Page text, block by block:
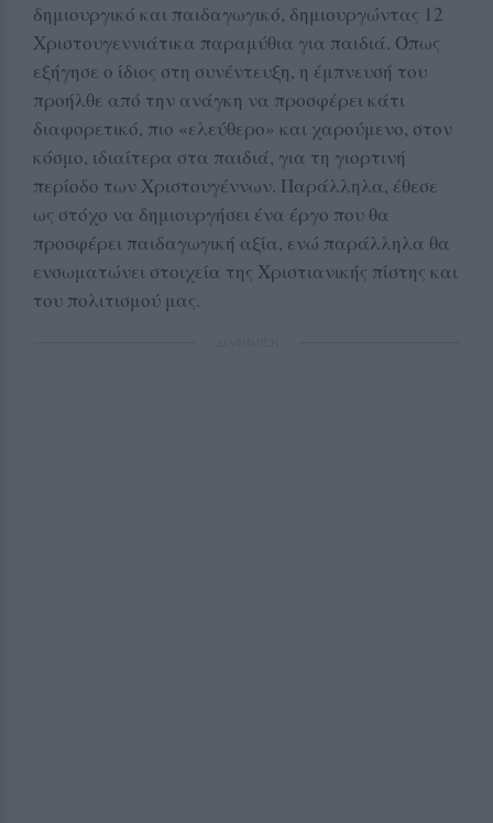
δημιουργικό και παιδαγωγικό, δημιουργώντας 12
Χριστουγεννιάτικα παραμύθια για παιδιά. Όπως
εξήγησε ο ίδιος στη συνέντευξη, η έμπνευσή του
προήλθε από την ανάγκη να προσφέρει κάτι
διαφορετικό, πιο «ελεύθερο» και χαρούμενο, στον
κόσμο, ιδιαίτερα στα παιδιά, για τη γιορτινή
περίοδο των Χριστουγέννων. Παράλληλα, έθεσε
ως στόχο να δημιουργήσει ένα έργο που θα
προσφέρει παιδαγωγική αξία, ενώ παράλληλα θα
ενσωματώνει στοιχεία της Χριστιανικής πίστης και
του πολιτισμού μας.